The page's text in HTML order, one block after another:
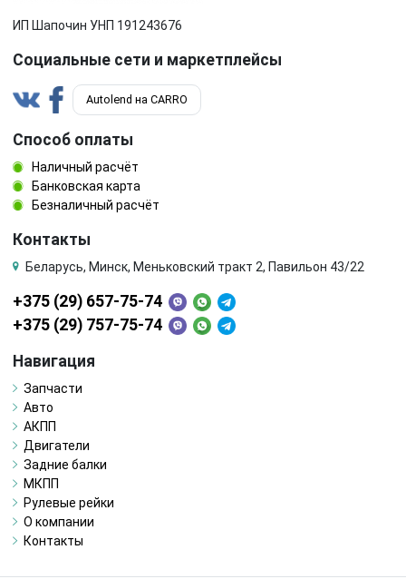
ИП Шапочин УНП 191243676
Социальные сети и маркетплейсы
Autolend на CARRO
Способ оплаты
Наличный расчёт
Банковская карта
Безналичный расчёт
Контакты
Беларусь, Минск, Меньковский тракт 2, Павильон 43/22
+375 (29) 657-75-74
+375 (29) 757-75-74
Навигация
Запчасти
Авто
АКПП
Двигатели
Задние балки
МКПП
Рулевые рейки
О компании
Контакты